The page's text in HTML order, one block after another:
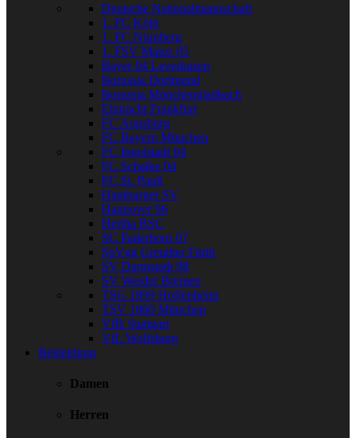
Deutsche Nationalmannschaft
1. FC Köln
1. FC Nürnberg
1. FSV Mainz 05
Bayer 04 Leverkusen
Borussia Dortmund
Borussia Mönchengladbach
Eintracht Frankfurt
FC Augsburg
FC Bayern München
FC Ingolstadt 04
FC Schalke 04
FC St. Pauli
Hamburger SV
Hannover 96
Hertha BSC
SC Paderborn 07
SpVgg Greuther Fürth
SV Darmstadt 98
SV Werder Bremen
TSG 1899 Hoffenheim
TSV 1860 München
VfB Stuttgart
VfL Wolfsburg
Bekleidung
Damen
Herren